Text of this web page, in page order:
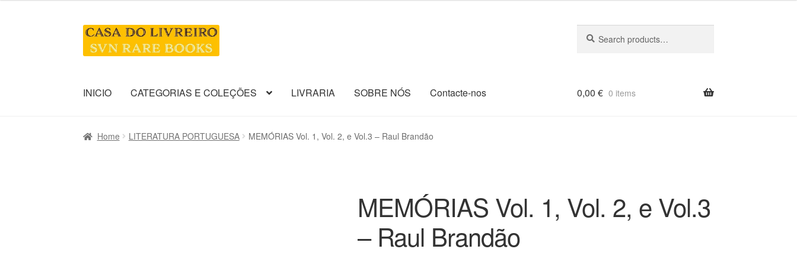
Skip
to
Skip
to
for:
INICIO CATEGORIAS E COLEÇÕES LIVRARIA SOBRE NÓS Contacte-nos 0,00 € 0 items
Home LITERATURA PORTUGUESA MEMÓRIAS Vol. 1, Vol. 2, e Vol.3 – Raul Brandão
MEMÓRIAS Vol. 1, Vol. 2, e Vol.3
– Raul Brandão